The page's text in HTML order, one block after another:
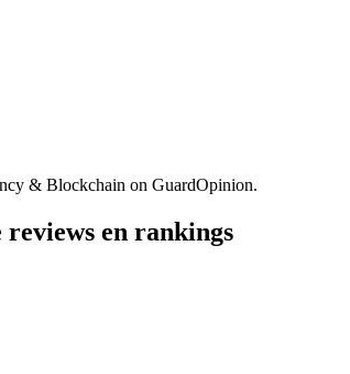
& Blockchain on GuardOpinion.
en rankings